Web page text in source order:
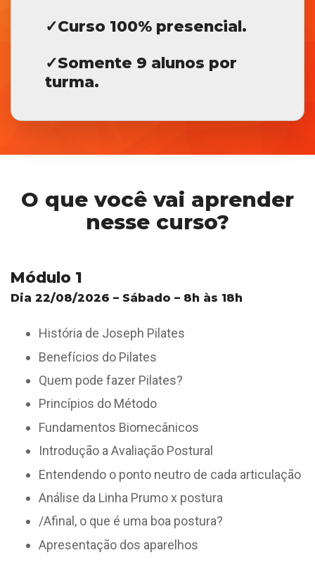
✓Curso 100% presencial.
✓Somente 9 alunos por
turma.
O que você vai aprender
nesse curso?
Módulo 1
Dia 22/08/2026 – Sábado – 8h às 18h
História de Joseph Pilates
Benefícios do Pilates
Quem pode fazer Pilates?
Princípios do Método
Fundamentos Biomecânicos
Introdução a Avaliação Postural
Entendendo o ponto neutro de cada articulação
Análise da Linha Prumo x postura
/Afinal, o que é uma boa postura?
Apresentação dos aparelhos